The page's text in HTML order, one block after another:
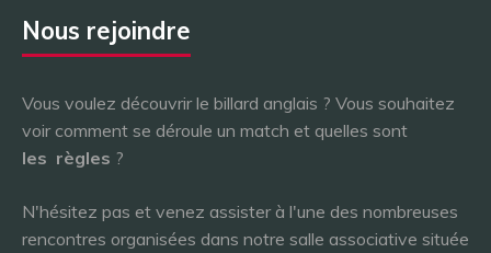
Nous rejoindre
Vous voulez découvrir le billard anglais ? Vous souhaitez
voir comment se déroule un match et quelles sont
les règles ?
N'hésitez pas et venez assister à l'une des nombreuses
rencontres organisées dans notre salle associative située